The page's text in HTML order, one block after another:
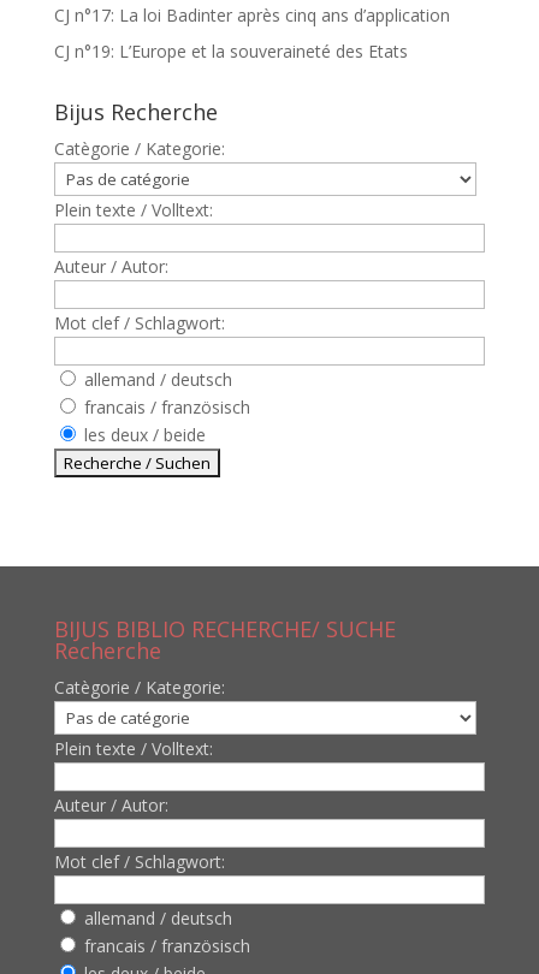
CJ n°17: La loi Badinter après cinq ans d’application
CJ n°19: L’Europe et la souveraineté des Etats
Bijus Recherche
Catègorie / Kategorie:
Plein texte / Volltext:
Auteur / Autor:
Mot clef / Schlagwort:
allemand / deutsch
francais / französisch
les deux / beide
BIJUS BIBLIO RECHERCHE/ SUCHE
Recherche
Catègorie / Kategorie:
Plein texte / Volltext:
Auteur / Autor:
Mot clef / Schlagwort:
allemand / deutsch
francais / französisch